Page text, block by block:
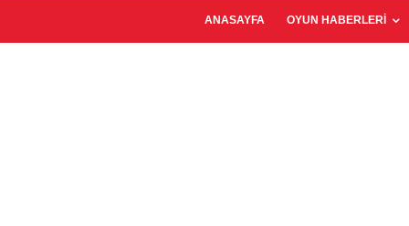
ANASAYFA OYUN HABERLERI